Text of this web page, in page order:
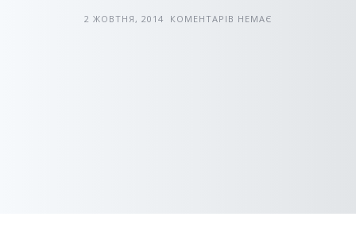
2 ЖОВТНЯ, 2014 КОМЕНТАРІВ НЕМАЄ